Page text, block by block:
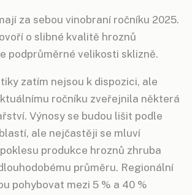
za sebou vinobraní ročníku 2025.
o slibné kvalitě hroznů
podprůměrné velikosti sklizně.
zatím nejsou k dispozici, ale
ročníku zveřejnila některá
Výnosy se budou lišit podle
ale nejčastěji se mluví
produkce hroznů zhruba
průměru. Regionální
pohybovat mezi 5 % a 40 %